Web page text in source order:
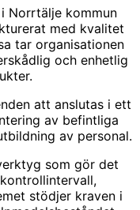
Norrtälje kommun
med kvalitet
tar organisationen
och enhetlig
att anslutas i ett
av befintliga
av personal.
som gör det
stödjer kraven i